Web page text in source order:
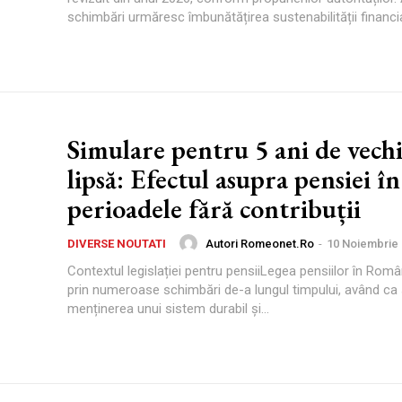
schimbări urmăresc îmbunătățirea sustenabilității
Simulare pentru 5 ani de
lipsă: Efectul asupra pensiei în
perioadele fără contribuții
DIVERSE NOUTATI Autori Romeonet.ro - 10 Noiembrie
Contextul legislației pentru pensiiLegea pensiilor în
prin numeroase schimbări de-a lungul timpului, având
menținerea unui sistem durabil și...